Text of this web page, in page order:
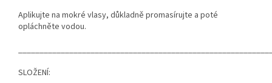
Aplikujte na mokré vlasy, důkladně promasírujte a poté
opláchněte vodou.
SLOŽENÍ: